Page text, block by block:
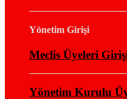
Yönetim Girişi
Meclis Üyeleri
Yönetim Kurulu